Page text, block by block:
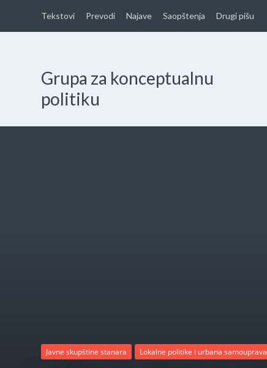
Tekstovi Prevodi Najave Saopštenja Drugi pišu
Grupa za konceptualnu
politiku
Javne skupštine stanara Lokalne politike i urbana samouprava